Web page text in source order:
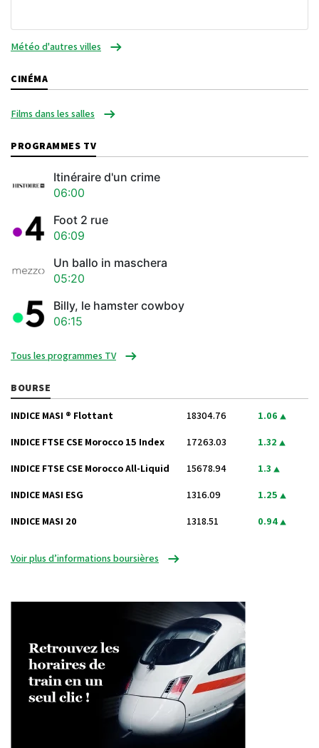
Météo d'autres villes
CINÉMA
Films dans les salles
PROGRAMMES TV
Itinéraire d'un crime
06:00
Foot 2 rue
06:09
Un ballo in maschera
05:20
Billy, le hamster cowboy
06:15
Tous les programmes TV
BOURSE
INDICE MASI ® Flottant 18304.76 1.06
INDICE FTSE CSE Morocco 15 Index 17263.03 1.32
INDICE FTSE CSE Morocco All-Liquid 15678.94 1.3
INDICE MASI ESG 1316.09 1.25
INDICE MASI 20 1318.51 0.94
Voir plus d’informations boursières